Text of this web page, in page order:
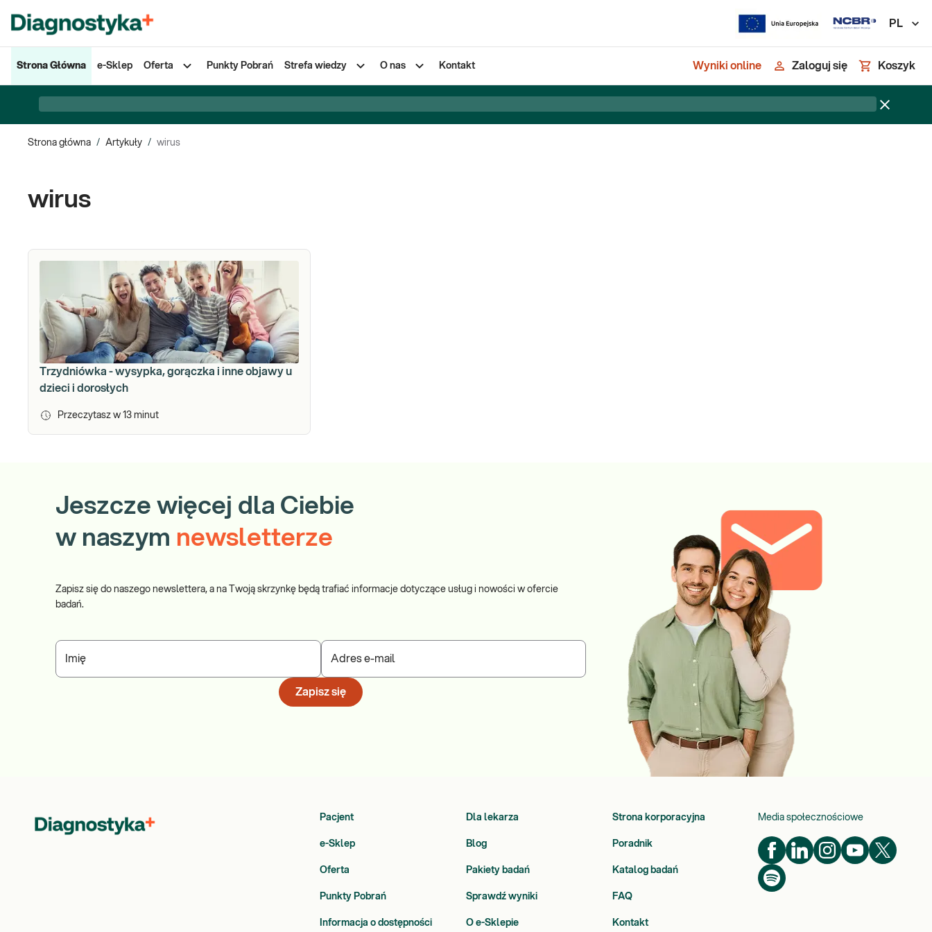
PL
Strona Główna e-Sklep Oferta Punkty Pobrań Strefa wiedzy O nas Kontakt Wyniki online Zaloguj się Koszyk
Strona główna / Artykuły / wirus
wirus
Trzydniówka - wysypka, gorączka i inne objawy u
dzieci i dorosłych
Przeczytasz w 13 minut
Jeszcze więcej dla Ciebie
w naszym newsletterze
Zapisz się do naszego newslettera, a na Twoją skrzynkę będą trafiać informacje dotyczące usług i nowości w ofercie
badań.
Imię Adres e-mail
Zapisz się
Pacjent Dla lekarza Strona korporacyjna
e-Sklep Blog Poradnik
Oferta Pakiety badań Katalog badań
Punkty Pobrań Sprawdź wyniki FAQ
Informacja o dostępności O e-Sklepie Kontakt
Media społecznościowe